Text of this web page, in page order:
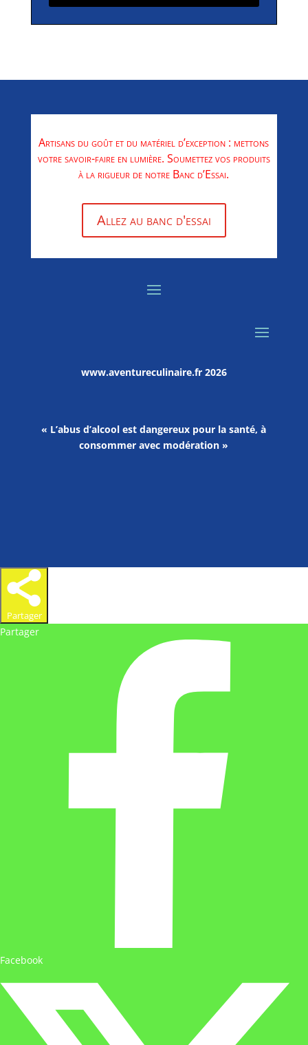
Artisans du goût et du matériel d’exception : mettons
votre savoir-faire en lumière. Soumettez vos produits
à la rigueur de notre Banc d’Essai.
Allez au banc d'essai
www.aventureculinaire.fr2026
« L’abus d’alcool est dangereux pour la santé, à
consommer avec modération »
Partager
Partager
Facebook